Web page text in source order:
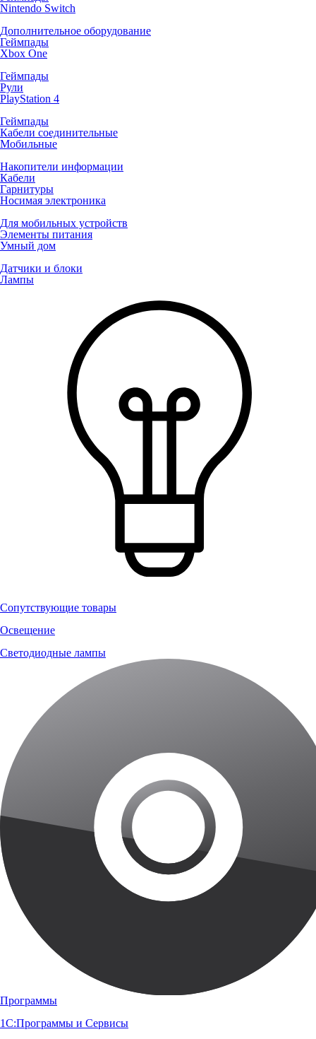
Nintendo Switch
Дополнительное оборудование
Геймпады
Xbox One
Геймпады
Рули
PlayStation 4
Геймпады
Кабели соединительные
Мобильные
Накопители информации
Кабели
Гарнитуры
Носимая электроника
Для мобильных устройств
Элементы питания
Умный дом
Датчики и блоки
Лампы
Сопутствующие товары
Освещение
Светодиодные лампы
Программы
1С:Программы и Сервисы